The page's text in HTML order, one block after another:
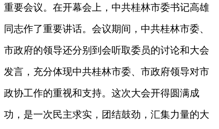
重要会议。在开幕会上，中共桂林市委书记高雄
同志作了重要讲话。会议期间，中共桂林市委、
市政府的领导还分别到会听取委员的讨论和大会
发言，充分体现中共桂林市委、市政府领导对市
政协工作的重视和支持。这次大会开得圆满成
功，是一次民主求实，团结鼓劲，汇集力量的大